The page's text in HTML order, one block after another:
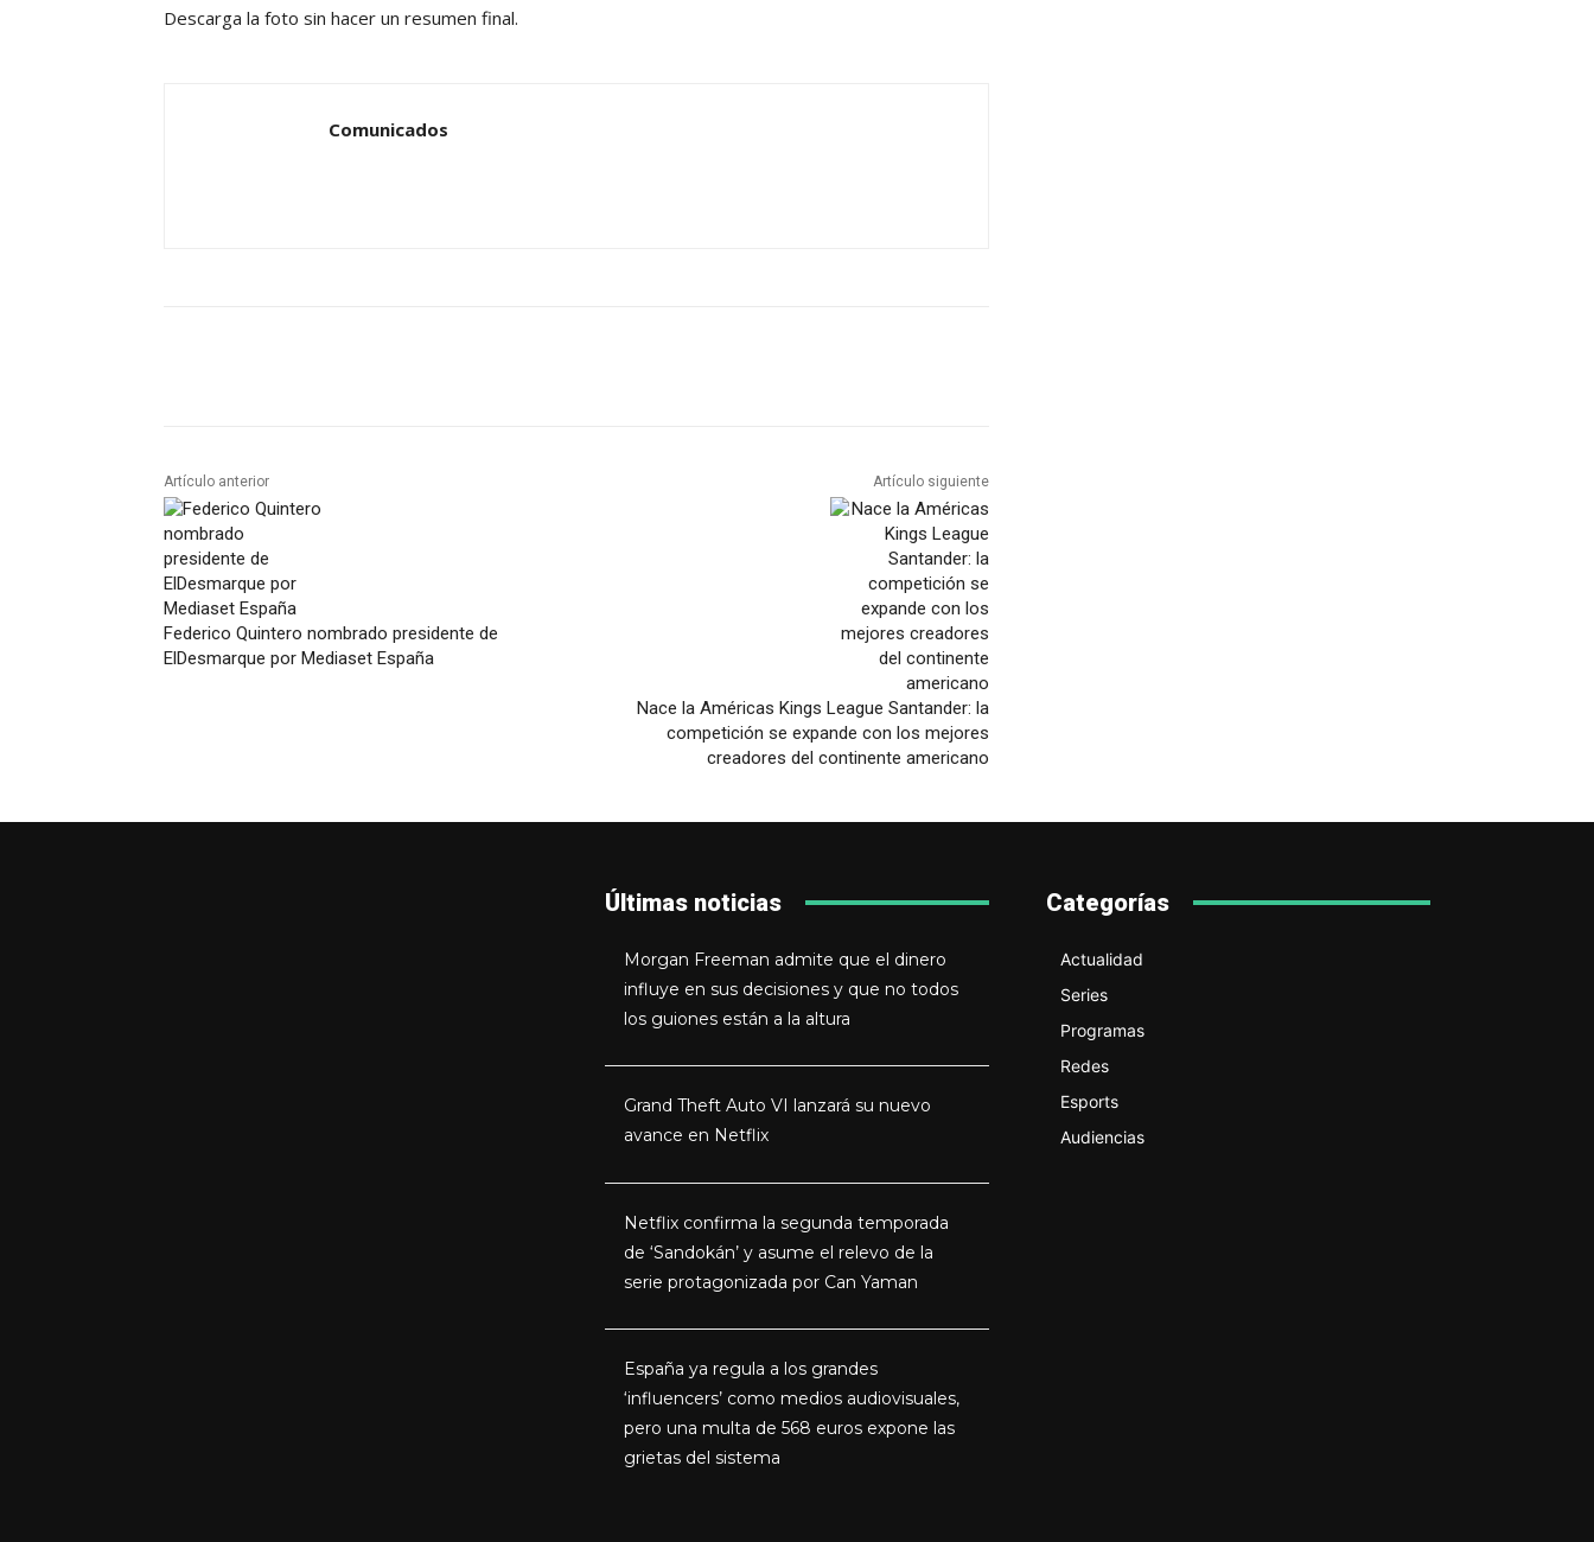
Descarga la foto sin hacer un resumen final.
Comunicados
Artículo anterior
Federico Quintero nombrado presidente de
ElDesmarque por Mediaset España
Artículo siguiente
Nace la Américas Kings League Santander: la
competición se expande con los mejores
creadores del continente americano
Últimas noticias
Morgan Freeman admite que el dinero
influye en sus decisiones y que no todos
los guiones están a la altura
Grand Theft Auto VI lanzará su nuevo
avance en Netflix
Netflix confirma la segunda temporada
de ‘Sandokán’ y asume el relevo de la
serie protagonizada por Can Yaman
España ya regula a los grandes
‘influencers’ como medios audiovisuales,
pero una multa de 568 euros expone las
grietas del sistema
Categorías
Actualidad
Series
Programas
Redes
Esports
Audiencias